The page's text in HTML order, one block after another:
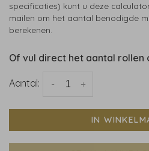
specificaties) kunt u deze
mailen om het aantal benodigde
berekenen.
Of vul direct het aantal rollen
Aantal: +
-
IN